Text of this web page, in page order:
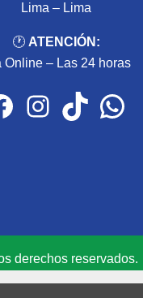
Lima – Lima
🕐 ATENCIÓN:
Online – Las 24 horas
Instagram TikTok WhatsApp
derechos reservados.